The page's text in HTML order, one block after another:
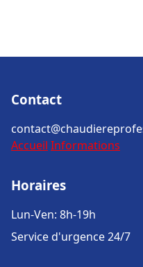
Contact
Accueil Informations
Horaires
Lun-Ven: 8h-19h
Service d'urgence 24/7